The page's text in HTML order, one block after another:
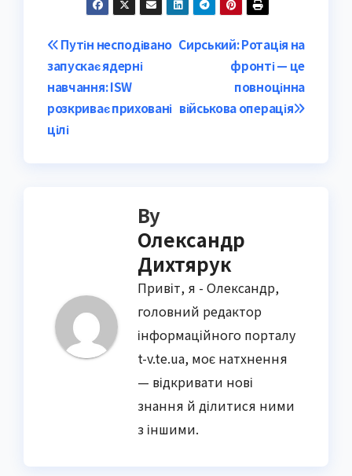
Post
navigation
Сирський: Ротація на
фронті — це
повноцінна
військова операція
Путін несподівано
запускає ядерні
навчання: ISW
розкриває приховані
цілі
By
Олександр
Дихтярук
Привіт, я - Олександр,
головний редактор
інформаційного порталу
t-v.te.ua, моє натхнення
— відкривати нові
знання й ділитися ними
з іншими.